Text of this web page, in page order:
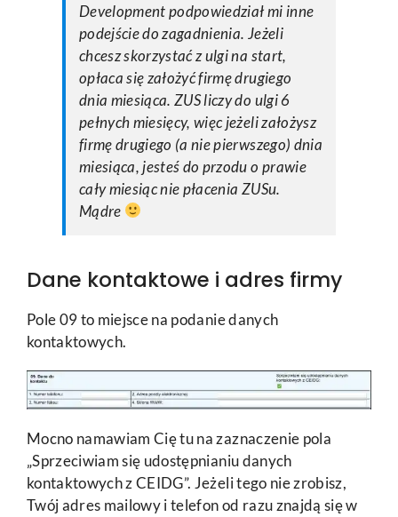
Development podpowiedział mi inne
podejście do zagadnienia. Jeżeli
chcesz skorzystać z ulgi na start,
opłaca się założyć firmę drugiego
dnia miesiąca. ZUS liczy do ulgi 6
pełnych miesięcy, więc jeżeli założysz
firmę drugiego (a nie pierwszego) dnia
miesiąca, jesteś do przodu o prawie
cały miesiąc nie płacenia ZUSu.
Mądre
Dane kontaktowe i adres firmy
Pole 09 to miejsce na podanie danych
kontaktowych.
Mocno namawiam Cię tu na zaznaczenie pola
„Sprzeciwiam się udostępnianiu danych
kontaktowych z CEIDG”. Jeżeli tego nie zrobisz,
Twój adres mailowy i telefon od razu znajdą się w